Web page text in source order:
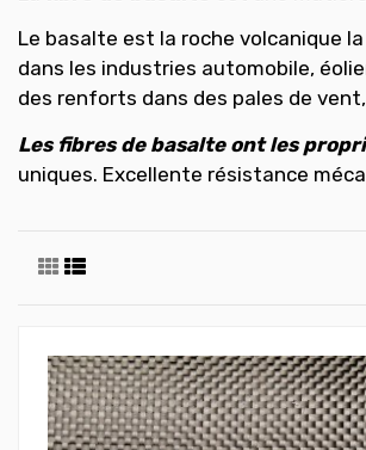
Le basalte est la roche volcanique
dans les industries automobile,
des renforts dans des pales de
Les fibres de basalte ont les
uniques. Excellente résistance